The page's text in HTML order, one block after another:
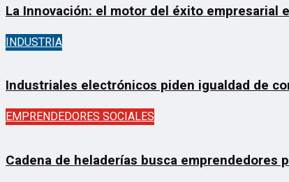
La Innovación: el motor del éxito empresarial
INDUSTRIA
Industriales electrónicos piden igualdad de
EMPRENDEDORES SOCIALES
Cadena de heladerías busca